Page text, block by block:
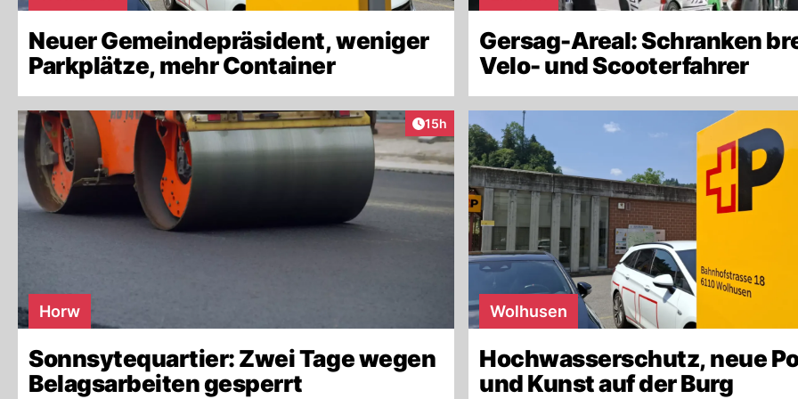
Neuer Gemeindepräsident, weniger
Parkplätze, mehr Container
Gersag-Areal: Schranken
Velo- und Scooterfahrer
Artikel veröffentlicht:
15h
Horw
Sonnsytequartier: Zwei Tage wegen
Belagsarbeiten gesperrt
Wolhusen
Hochwasserschutz, neue
und Kunst auf der Burg